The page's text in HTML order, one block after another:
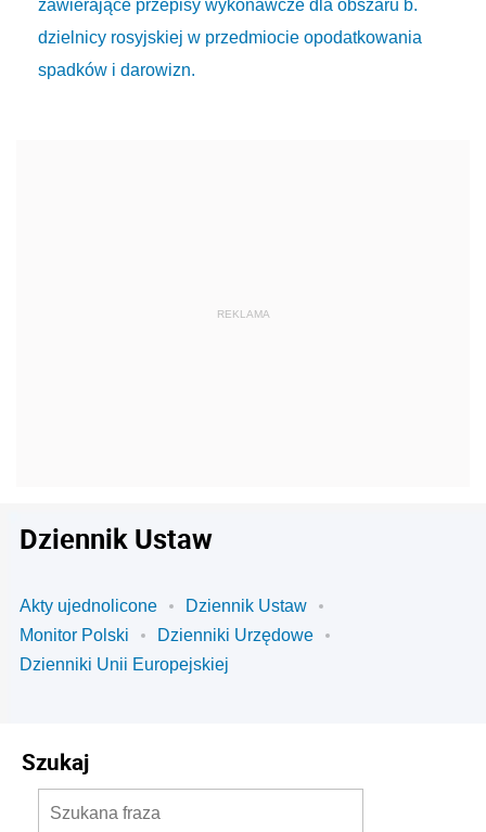
zawierające przepisy wykonawcze dla obszaru b.
dzielnicy rosyjskiej w przedmiocie opodatkowania
spadków i darowizn.
Dziennik Ustaw
Akty ujednolicone
Dziennik Ustaw
Monitor Polski
Dzienniki Urzędowe
Dzienniki Unii Europejskiej
Szukaj